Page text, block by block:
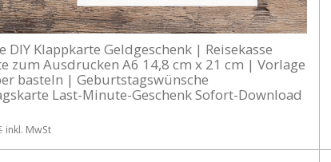
DIY Klappkarte Geldgeschenk | Reisekasse
zum Ausdrucken A6 14,8 cm x 21 cm | Vorlage
basteln | Geburtstagswünsche
Last-Minute-Geschenk Sofort-Download
inkl. MwSt